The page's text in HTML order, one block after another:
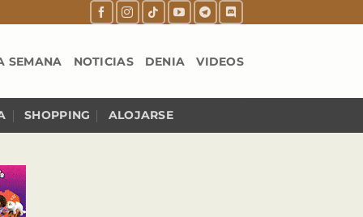
SEMANA NOTICIAS DENIA VIDEOS
SHOPPING ALOJARSE